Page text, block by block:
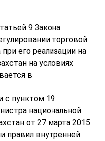
9 Закона
торговой
его реализации на
на условиях
в
с пунктом 19
национальной
от 27 марта 2015
правил внутренней